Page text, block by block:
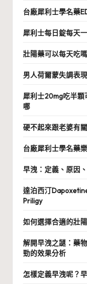
台廠犀利士學名藥
犀利士每日錠每天
壯陽藥可以每天吃
男人荷爾蒙失調表現
犀利士20mg吃半
哪
硬不起來跟老婆有
台廠犀利士學名藥
早洩：定義、原因
達泊西汀
Priligy
如何選擇合適的壯
解開早洩之謎：藥
勁的效果分析
怎樣定義早洩呢？